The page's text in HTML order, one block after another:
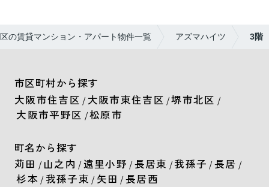
の賃貸マンション・アパート物件一覧 アズマハイツ 3階
市区町村から探す
大阪市住吉区 / 大阪市東住吉区 /堺市北区 /
大阪市平野区 /松原市
町名から探す
苅田 / 山之内 / 遠里小野 / 長居東 / 我孫子 / 長居 /
杉本 / 我孫子東 / 矢田 / 長居西